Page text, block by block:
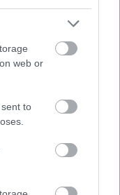
web or
to
Lady Gaga -
2. évada.
Wednesday
második
kiderült: Haley Joel
csak Kansas City